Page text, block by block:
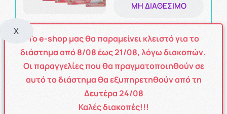
ΜΗ ΔΙΑΘΈΣΙΜΟ
10 Πόντοι
Hartmann Cosmopor E
Αυτοκόλλητη
Αποστειρωμένη Γάζα
20x10cm 1τμχ
Η τιμή μας:
X
Το e-shop μας θα παραμείνει κλειστό για το
διάστημα από8/08έως21/08, λόγω διακοπών.
Οι παραγγελίες που θα πραγματοποιηθούν σε
αυτό το διάστημα θα εξυπηρετηθούν από τη
Δευτέρα 24/08
Καλές διακοπές!!!